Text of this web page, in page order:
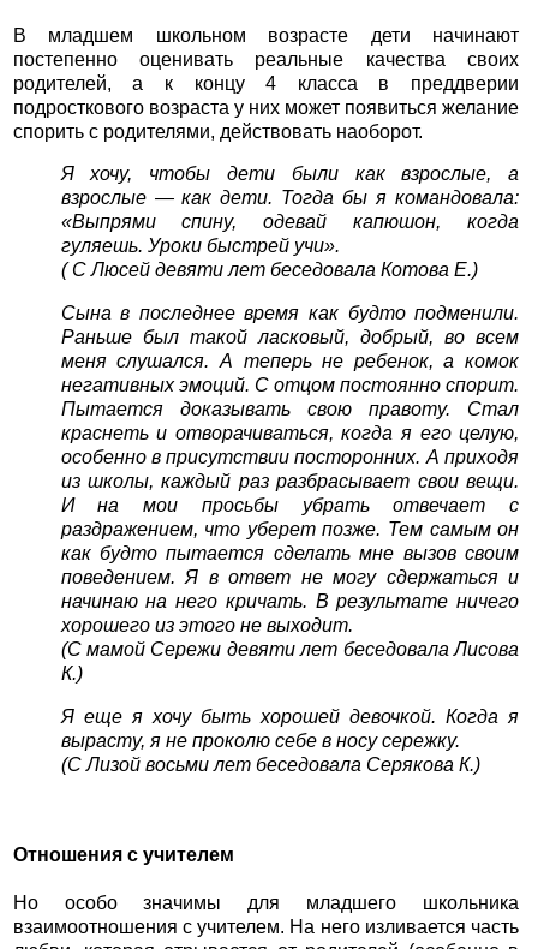
В младшем школьном возрасте дети начинают
постепенно оценивать реальные качества своих
родителей, а к концу 4 класса в преддверии
подросткового возраста у них может появиться желание
спорить с родителями, действовать наоборот.
Я хочу, чтобы дети были как взрослые, а
взрослые — как дети. Тогда бы я командовала:
«Выпрями спину, одевай капюшон, когда
гуляешь. Уроки быстрей учи».
( С Люсей девяти лет беседовала Котова Е.)
Сына в последнее время как будто подменили.
Раньше был такой ласковый, добрый, во всем
меня слушался. А теперь не ребенок, а комок
негативных эмоций. С отцом постоянно спорит.
Пытается доказывать свою правоту. Стал
краснеть и отворачиваться, когда я его целую,
особенно в присутствии посторонних. А приходя
из школы, каждый раз разбрасывает свои вещи.
И на мои просьбы убрать отвечает с
раздражением, что уберет позже. Тем самым он
как будто пытается сделать мне вызов своим
поведением. Я в ответ не могу сдержаться и
начинаю на него кричать. В результате ничего
хорошего из этого не выходит.
(С мамой Сережи девяти лет беседовала Лисова
К.)
Я еще я хочу быть хорошей девочкой. Когда я
вырасту, я не проколю себе в носу сережку.
(С Лизой восьми лет беседовала Серякова К.)
Отношения с учителем
Но особо значимы для младшего школьника
взаимоотношения с учителем. На него изливается часть